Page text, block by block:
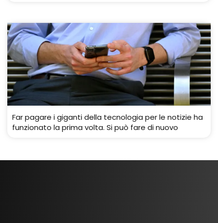
Far pagare i giganti della tecnologia per le notizie ha
funzionato la prima volta. Si può fare di nuovo